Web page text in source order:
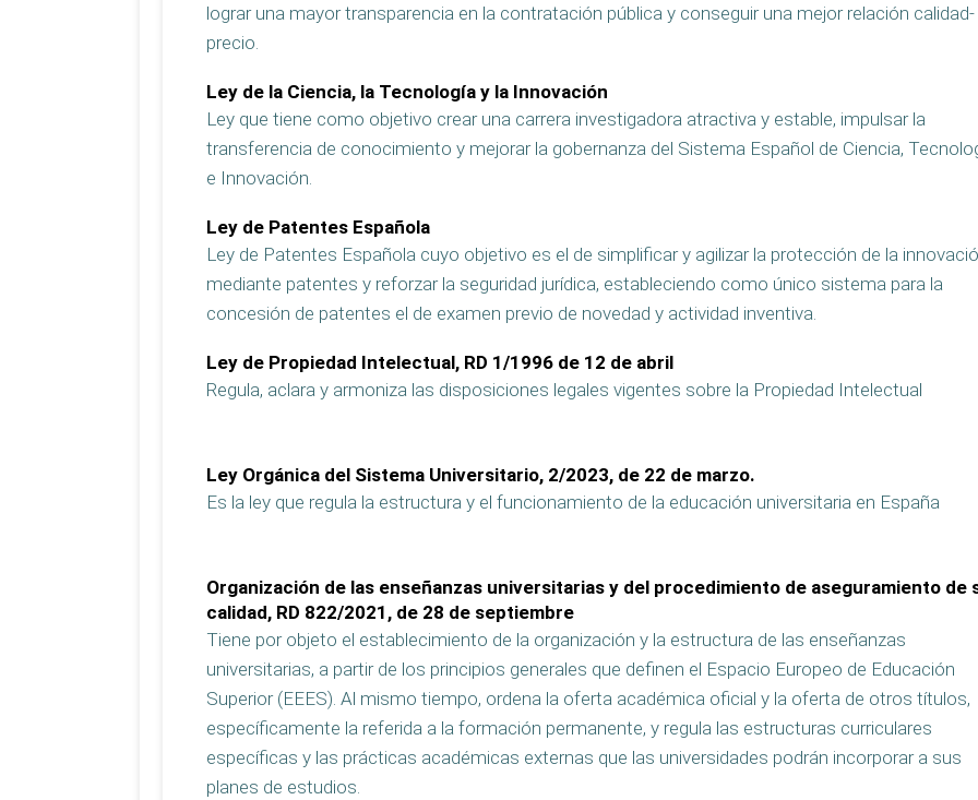
lograr una mayor transparencia en la contratación pública y conseguir una mejor relación calidad-
precio.
Ley de la Ciencia, la Tecnología y la Innovación
Ley que tiene como objetivo crear una carrera investigadora atractiva y estable, impulsar la
transferencia de conocimiento y mejorar la gobernanza del Sistema Español de Ciencia,
e Innovación.
Ley de Patentes Española
Ley de Patentes Española cuyo objetivo es el de simplificar y agilizar la protección de la
mediante patentes y reforzar la seguridad jurídica, estableciendo como único sistema para la
concesión de patentes el de examen previo de novedad y actividad inventiva.
Ley de Propiedad Intelectual, RD 1/1996 de 12 de abril
Regula, aclara y armoniza las disposiciones legales vigentes sobre la Propiedad Intelectual
Ley Orgánica del Sistema Universitario, 2/2023, de 22 de marzo.
Es la ley que regula la estructura y el funcionamiento de la educación universitaria en España
Organización de las enseñanzas universitarias y del procedimiento de aseguramiento de
calidad, RD 822/2021, de 28 de septiembre
Tiene por objeto el establecimiento de la organización y la estructura de las enseñanzas
universitarias, a partir de los principios generales que definen el Espacio Europeo de Educación
Superior (EEES). Al mismo tiempo, ordena la oferta académica oficial y la oferta de otros títulos,
específicamente la referida a la formación permanente, y regula las estructuras curriculares
específicas y las prácticas académicas externas que las universidades podrán incorporar a sus
planes de estudios.